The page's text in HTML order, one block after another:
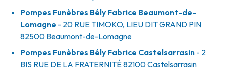
Pompes Funèbres Bély Fabrice Beaumont-de-
Lomagne - 20 RUE TIMOKO, LIEU DIT GRAND PIN
82500 Beaumont-de-Lomagne
Pompes Funèbres Bély Fabrice Castelsarrasin - 2
BIS RUE DE LA FRATERNITÉ82100Castelsarrasin